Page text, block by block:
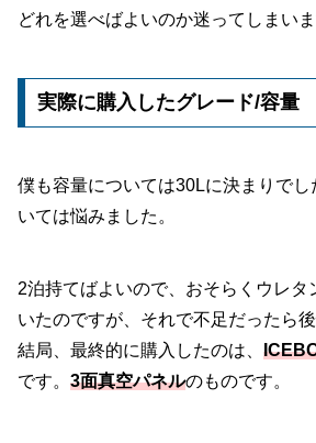
どれを選べばよいのか迷ってしまいま
実際に購入したグレード/容量
僕も容量については30Lに決まりで
いては悩みました。
2泊持てばよいので、おそらくウレタ
いたのですが、それで不足だったら
結局、最終的に購入したのは、
です。 3面真空パネルのものです。